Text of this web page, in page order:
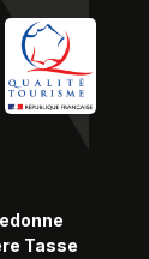
Tasse